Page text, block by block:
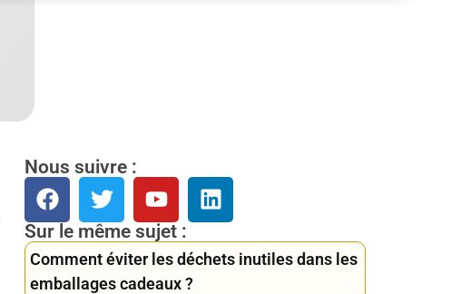
Nous suivre :
Sur le même sujet :
Comment éviter les déchets inutiles dans les
emballages cadeaux ?